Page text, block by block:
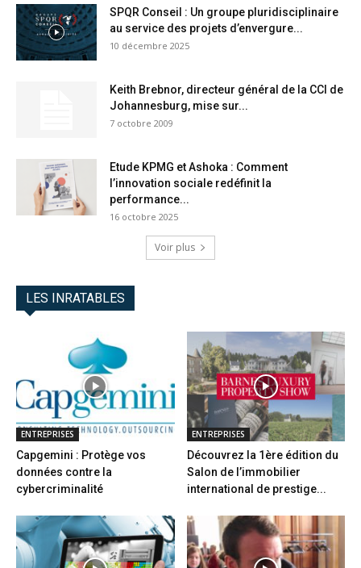
SPQR Conseil : Un groupe pluridisciplinaire
au service des projets d’envergure...
10 décembre 2025
Keith Brebnor, directeur général de la CCI de
Johannesburg, mise sur...
7 octobre 2009
Etude KPMG et Ashoka : Comment
l’innovation sociale redéfinit la
performance...
16 octobre 2025
Voir plus
LES INRATABLES
ENTREPRISES
Capgemini : Protège vos
données contre la
cybercriminalité
ENTREPRISES
Découvrez la 1ère édition du
Salon de l’immobilier
international de prestige...